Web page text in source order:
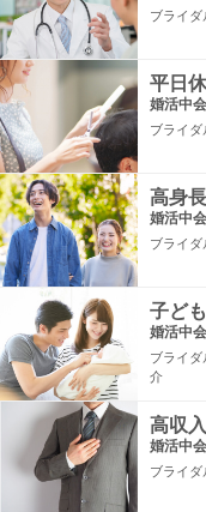
ブライ
平日
婚活中
ブライ
高身
婚活中
ブライ
子ど
婚活中
ブライ
介
高収
婚活中
ブライ